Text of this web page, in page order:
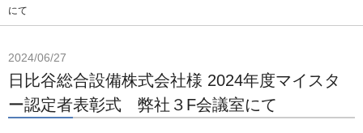
にて
2024/06/27
日比谷総合設備株式会社様 2024年度マイスタ
ー認定者表彰式 弊社３F会議室にて